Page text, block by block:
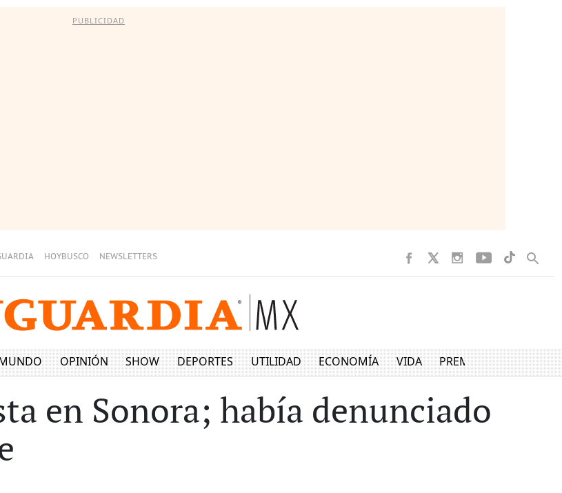
PUBLICIDAD
HOYBUSCO NEWSLETTERS
OPINIÓN SHOW DEPORTES UTILIDAD ECONOMÍA VIDA PREMIUM
en Sonora; había denunciado